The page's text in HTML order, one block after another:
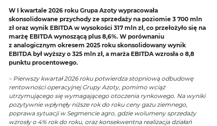
W I kwartale 2026 roku Grupa Azoty wypracowała
skonsolidowane przychody ze sprzedaży na poziomie 3 700 mln
zł oraz wynik EBITDA w wysokości 317 mln zł, co przełożyło się na
marżę EBITDA wynoszącą plus 8,6%. W porównaniu
z analogicznym okresem 2025 roku skonsolidowany wynik
EBITDA był wyższy o 325 mln zł, a marża EBITDA wzrosła o 8,8
punktu procentowego.
– Pierwszy kwartał 2026 roku potwierdza stopniową odbudowę
rentowności operacyjnej Grupy Azoty, pomimo wciąż
utrzymującego się wymagającego otoczenia rynkowego. Na wyniki
pozytywnie wpłynęły niższe rok do roku ceny gazu ziemnego,
poprawa sytuacji w Segmencie agro, gdzie wolumeny sprzedaży
wzrosły o 4% rok do roku, oraz konsekwentna realizacja działań